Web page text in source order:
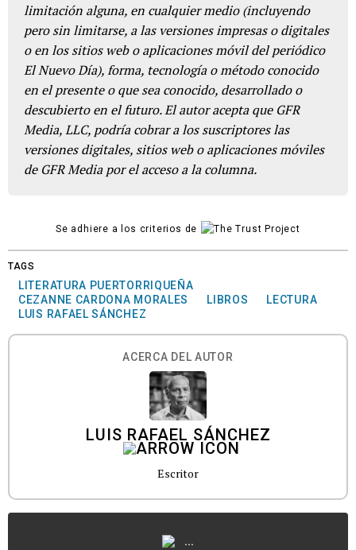
limitación alguna, en cualquier medio (incluyendo
pero sin limitarse, a las versiones impresas o digitales
o en los sitios web o aplicaciones móvil del periódico
El Nuevo Día), forma, tecnología o método conocido
en el presente o que sea conocido, desarrollado o
descubierto en el futuro. El autor acepta que GFR
Media, LLC, podría cobrar a los suscriptores las
versiones digitales, sitios web o aplicaciones móviles
de GFR Media por el acceso a la columna.
Se adhiere a los criterios de
TAGS
LITERATURA PUERTORRIQUEÑA
CEZANNE CARDONA MORALES
LIBROS
LECTURA
LUIS RAFAEL SÁNCHEZ
ACERCA DEL AUTOR
LUIS RAFAEL SÁNCHEZ
Escritor
...